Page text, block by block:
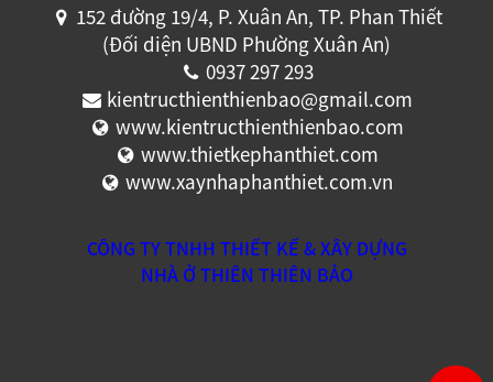
152 đường 19/4, P. Xuân An, TP. Phan Thiết
(Đối diện UBND Phường Xuân An)
0937 297 293
kientructhienthienbao@gmail.com
www.kientructhienthienbao.com
www.thietkephanthiet.com
www.xaynhaphanthiet.com.vn
CÔNG TY TNHH THIẾT KẾ & XÂY DỰNG
NHÀ Ở THIÊN THIÊN BẢO